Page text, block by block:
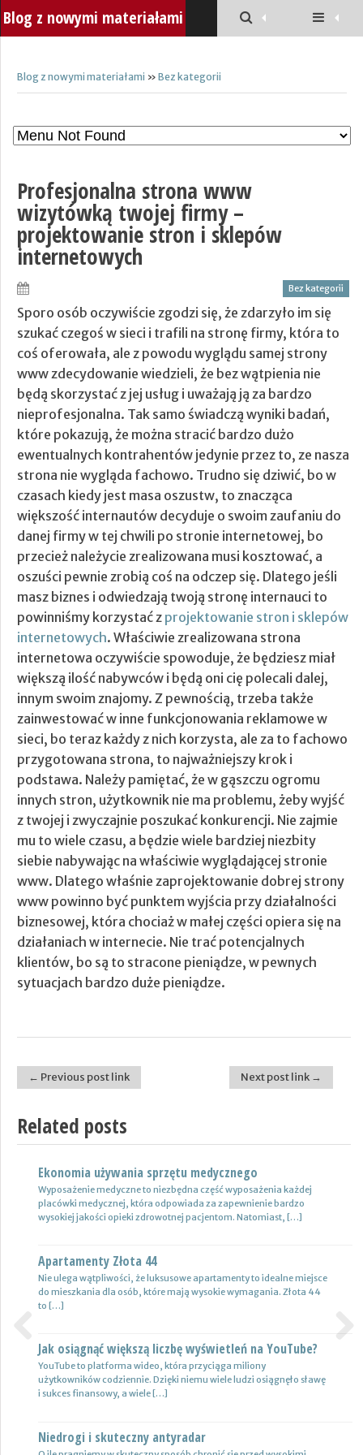
Blog z nowymi materiałami
Blog z nowymi materiałami » Bez kategorii
Profesjonalna strona www
wizytówką twojej firmy –
projektowanie stron i sklepów
internetowych
Bez kategorii
Sporo osób oczywiście zgodzi się, że zdarzyło im się
szukać czegoś w sieci i trafili na stronę firmy, która to
coś oferowała, ale z powodu wyglądu samej strony
www zdecydowanie wiedzieli, że bez wątpienia nie
będą skorzystać z jej usług i uważają ją za bardzo
nieprofesjonalna. Tak samo świadczą wyniki badań,
które pokazują, że można stracić bardzo dużo
ewentualnych kontrahentów jedynie przez to, ze nasza
strona nie wygląda fachowo. Trudno się dziwić, bo w
czasach kiedy jest masa oszustw, to znacząca
większość internautów decyduje o swoim zaufaniu do
danej firmy w tej chwili po stronie internetowej, bo
przecież należycie zrealizowana musi kosztować, a
oszuści pewnie zrobią coś na odczep się. Dlatego jeśli
masz biznes i odwiedzają twoją stronę internauci to
powinniśmy korzystać z projektowanie stron i sklepów
internetowych. Właściwie zrealizowana strona
internetowa oczywiście spowoduje, że będziesz miał
większą ilość nabywców i będą oni cię polecali dalej,
innym swoim znajomy. Z pewnością, trzeba także
zainwestować w inne funkcjonowania reklamowe w
sieci, bo teraz każdy z nich korzysta, ale za to fachowo
przygotowana strona, to najważniejszy krok i
podstawa. Należy pamiętać, że w gąszczu ogromu
innych stron, użytkownik nie ma problemu, żeby wyjść
z twojej i zwyczajnie poszukać konkurencji. Nie zajmie
mu to wiele czasu, a będzie wiele bardziej niezbity
siebie nabywając na właściwie wyglądającej stronie
www. Dlatego właśnie zaprojektowanie dobrej strony
www powinno być punktem wyjścia przy działalności
biznesowej, która chociaż w małej części opiera się na
działaniach w internecie. Nie trać potencjalnych
klientów, bo są to stracone pieniądze, w pewnych
sytuacjach bardzo duże pieniądze.
Post navigation
← Previous post link Next post link →
Related posts
Ekonomia używania sprzętu medycznego
Wyposażenie medyczne to niezbędna część wyposażenia każdej
placówki medycznej, która odpowiada za zapewnienie bardzo
wysokiej jakości opieki zdrowotnej pacjentom. Natomiast, […]
Apartamenty Złota 44
Nie ulega wątpliwości, że luksusowe apartamenty to idealne miejsce
do mieszkania dla osób, które mają wysokie wymagania. Złota 44
to […]
Jak osiągnąć większą liczbę wyświetleń na YouTube?
YouTube to platforma wideo, która przyciąga miliony
użytkowników codziennie. Dzięki niemu wiele ludzi osiągnęło sławę
i sukces finansowy, a wiele […]
Niedrogi i skuteczny antyradar
Nowoczesne lampy
Nie ulega wątpliwości, że do pojazdów powinno być dobrane
oświetlenie wysokiej jakości, które zapewni wysoki poziom
bezpieczeństwa oraz podniesie komfort […]
Wynajem samochodów i naczep – usługi
Z całą pewnością firmy transportowe spedycyjne czy także
logistyczne potrzebują przede wszystkim nowoczesnej floty aut,
które są gotowe do pracy. […]
Certyfikat uprawnień w branży budowlanej
Uprawnienia w biznesie budowlanej dotyczą różnych specjalności.
Jest to specjalność architektoniczna, niemniej jednak również
konstrukcyjno-budowlana, inżynieryjna oraz instalacyjna. Warto
Drewutnia z palet na działkę
Previous